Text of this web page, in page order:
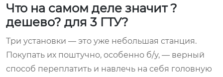
Что на самом деле значит ?
дешево? для 3 ГТУ?
Три установки — это уже небольшая станция.
Покупать их поштучно, особенно б/у, — верный
способ переплатить и навлечь на себя головную